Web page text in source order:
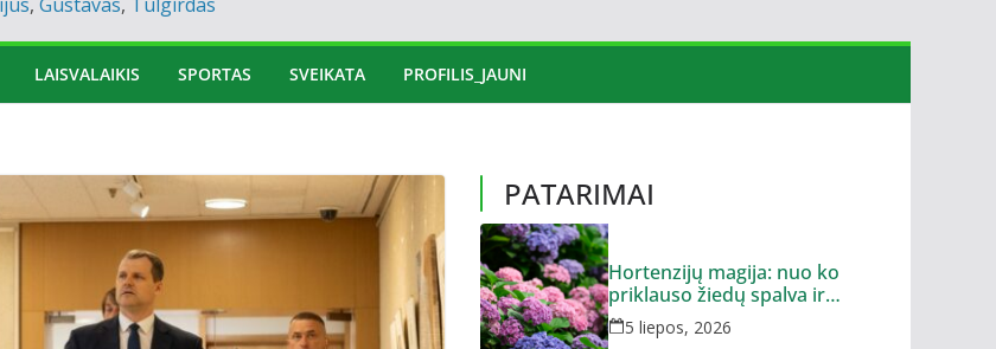
LAISVALAIKIS SPORTAS SVEIKATA PROFILIS_JAUNI
PATARIMAI
Hortenzijų magija: nuo ko
priklauso žiedų spalva ir
dydis?
5 liepos, 2026